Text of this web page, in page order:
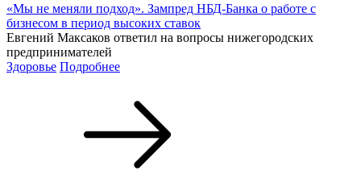
«Мы не меняли подход». Зампред НБД-Банка о работе с
бизнесом в период высоких ставок
Евгений Максаков ответил на вопросы нижегородских
предпринимателей
Здоровье Подробнее